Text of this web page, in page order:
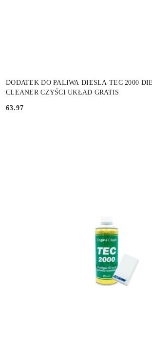
DODATEK DO PALIWA DIESLA TEC 2000
CLEANER CZYŚCI UKŁAD GRATIS
Cena:
63.97